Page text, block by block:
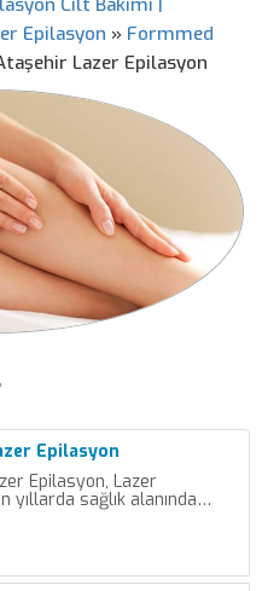
Cilt Bakımı |
Epilasyon » Formmed
Lazer Epilasyon
Epilasyon
Epilasyon, Lazer
yıllarda sağlık alanında…